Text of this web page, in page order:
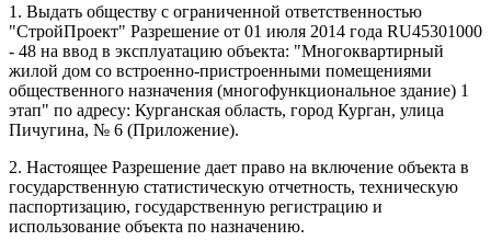
1. Выдать обществу с ограниченной ответственностью
"СтройПроект" Разрешение от 01 июля 2014 года RU45301000
- 48 на ввод в эксплуатацию объекта: "Многоквартирный
жилой дом со встроенно-пристроенными помещениями
общественного назначения (многофункциональное здание) 1
этап" по адресу: Курганская область, город Курган, улица
Пичугина, № 6 (Приложение).
2. Настоящее Разрешение дает право на включение объекта в
государственную статистическую отчетность, техническую
паспортизацию, государственную регистрацию и
использование объекта по назначению.